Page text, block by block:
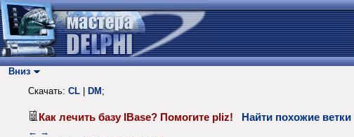
Вниз
Скачать: CL DM ;
Как лечить базу IBase? Помогите pliz! Найти похожие ветки
← →